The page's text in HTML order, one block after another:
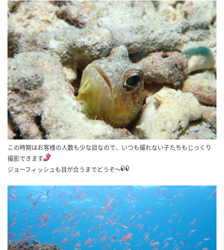
この時期はお客様の人数も少な目なので、いつも撮れない子たちもじっくり
撮影できます
ジョーフィッシュも目が合うまでどうぞ～